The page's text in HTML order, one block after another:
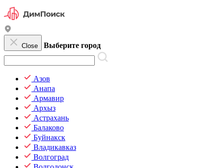
Close Выберите город
Азов
Анапа
Армавир
Архыз
Астрахань
Балаково
Буйнакск
Владикавказ
Волгоград